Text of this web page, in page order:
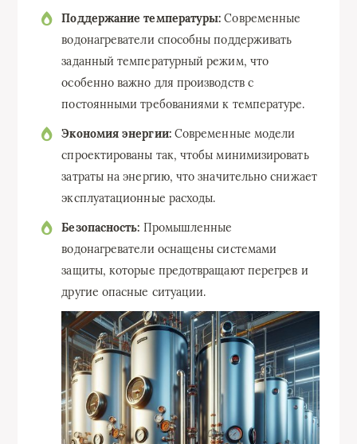
Поддержание температуры: Современные
водонагреватели способны поддерживать
заданный температурный режим, что
особенно важно для производств с
постоянными требованиями к температуре.
Экономия энергии:Современные модели
спроектированы так, чтобы минимизировать
затраты на энергию, что значительно снижает
эксплуатационные расходы.
Безопасность: Промышленные
водонагреватели оснащены системами
защиты, которые предотвращают перегрев и
другие опасные ситуации.